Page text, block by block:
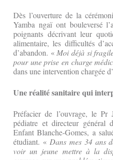
Dès l’ouverture de la
Yamba ngaï ont bouleversé
poignants décrivant leur
alimentaire, les difficultés
d’abandon. «Moi déjà si
pour une prise en charge
dans une intervention chargée
Une réalité sanitaire qui
Préfacier de l’ouvrage, le Pr
pédiatre et directeur général
Enfant Blanche-Gomes, a
étudiant. « Dans mes 34 ans
voir un jeune mettre à la